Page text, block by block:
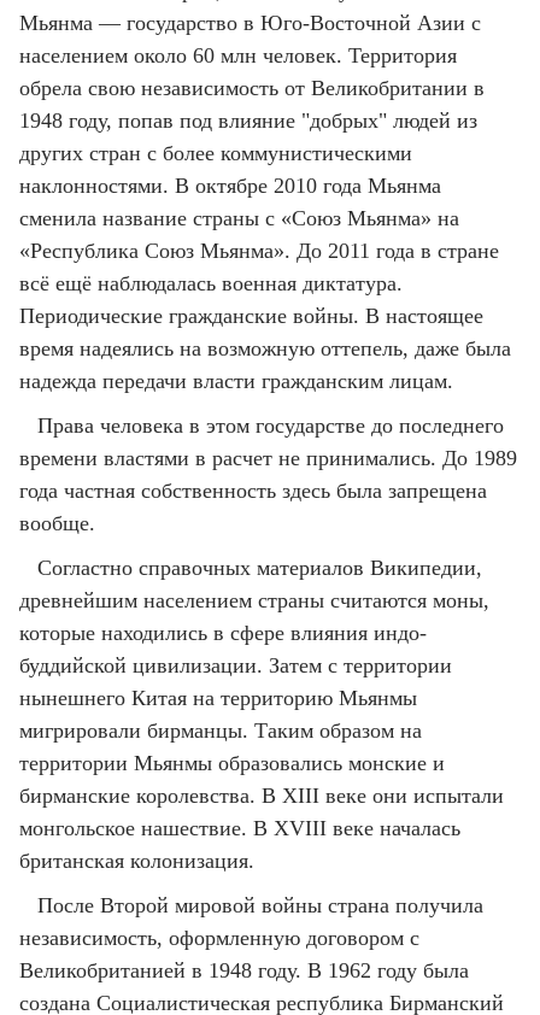
Мьянма — государство в Юго-Восточной Азии с
населением около 60 млн человек. Территория
обрела свою независимость от Великобритании в
1948 году, попав под влияние "добрых" людей из
других стран с более коммунистическими
наклонностями. В октябре 2010 года Мьянма
сменила название страны с «Союз Мьянма» на
«Республика Союз Мьянма». До 2011 года в стране
всё ещё наблюдалась военная диктатура.
Периодические гражданские войны. В настоящее
время надеялись на возможную оттепель, даже была
надежда передачи власти гражданским лицам.
Права человека в этом государстве до последнего
времени властями в расчет не принимались. До 1989
года частная собственность здесь была запрещена
вообще.
Согластно справочных материалов Википедии,
древнейшим населением страны считаются моны,
которые находились в сфере влияния индо-
буддийской цивилизации. Затем с территории
нынешнего Китая на территорию Мьянмы
мигрировали бирманцы. Таким образом на
территории Мьянмы образовались монские и
бирманские королевства. В XIII веке они испытали
монгольское нашествие. В XVIII веке началась
британская колонизация.
После Второй мировой войны страна получила
независимость, оформленную договором с
Великобританией в 1948 году. В 1962 году была
создана Социалистическая республика Бирманский